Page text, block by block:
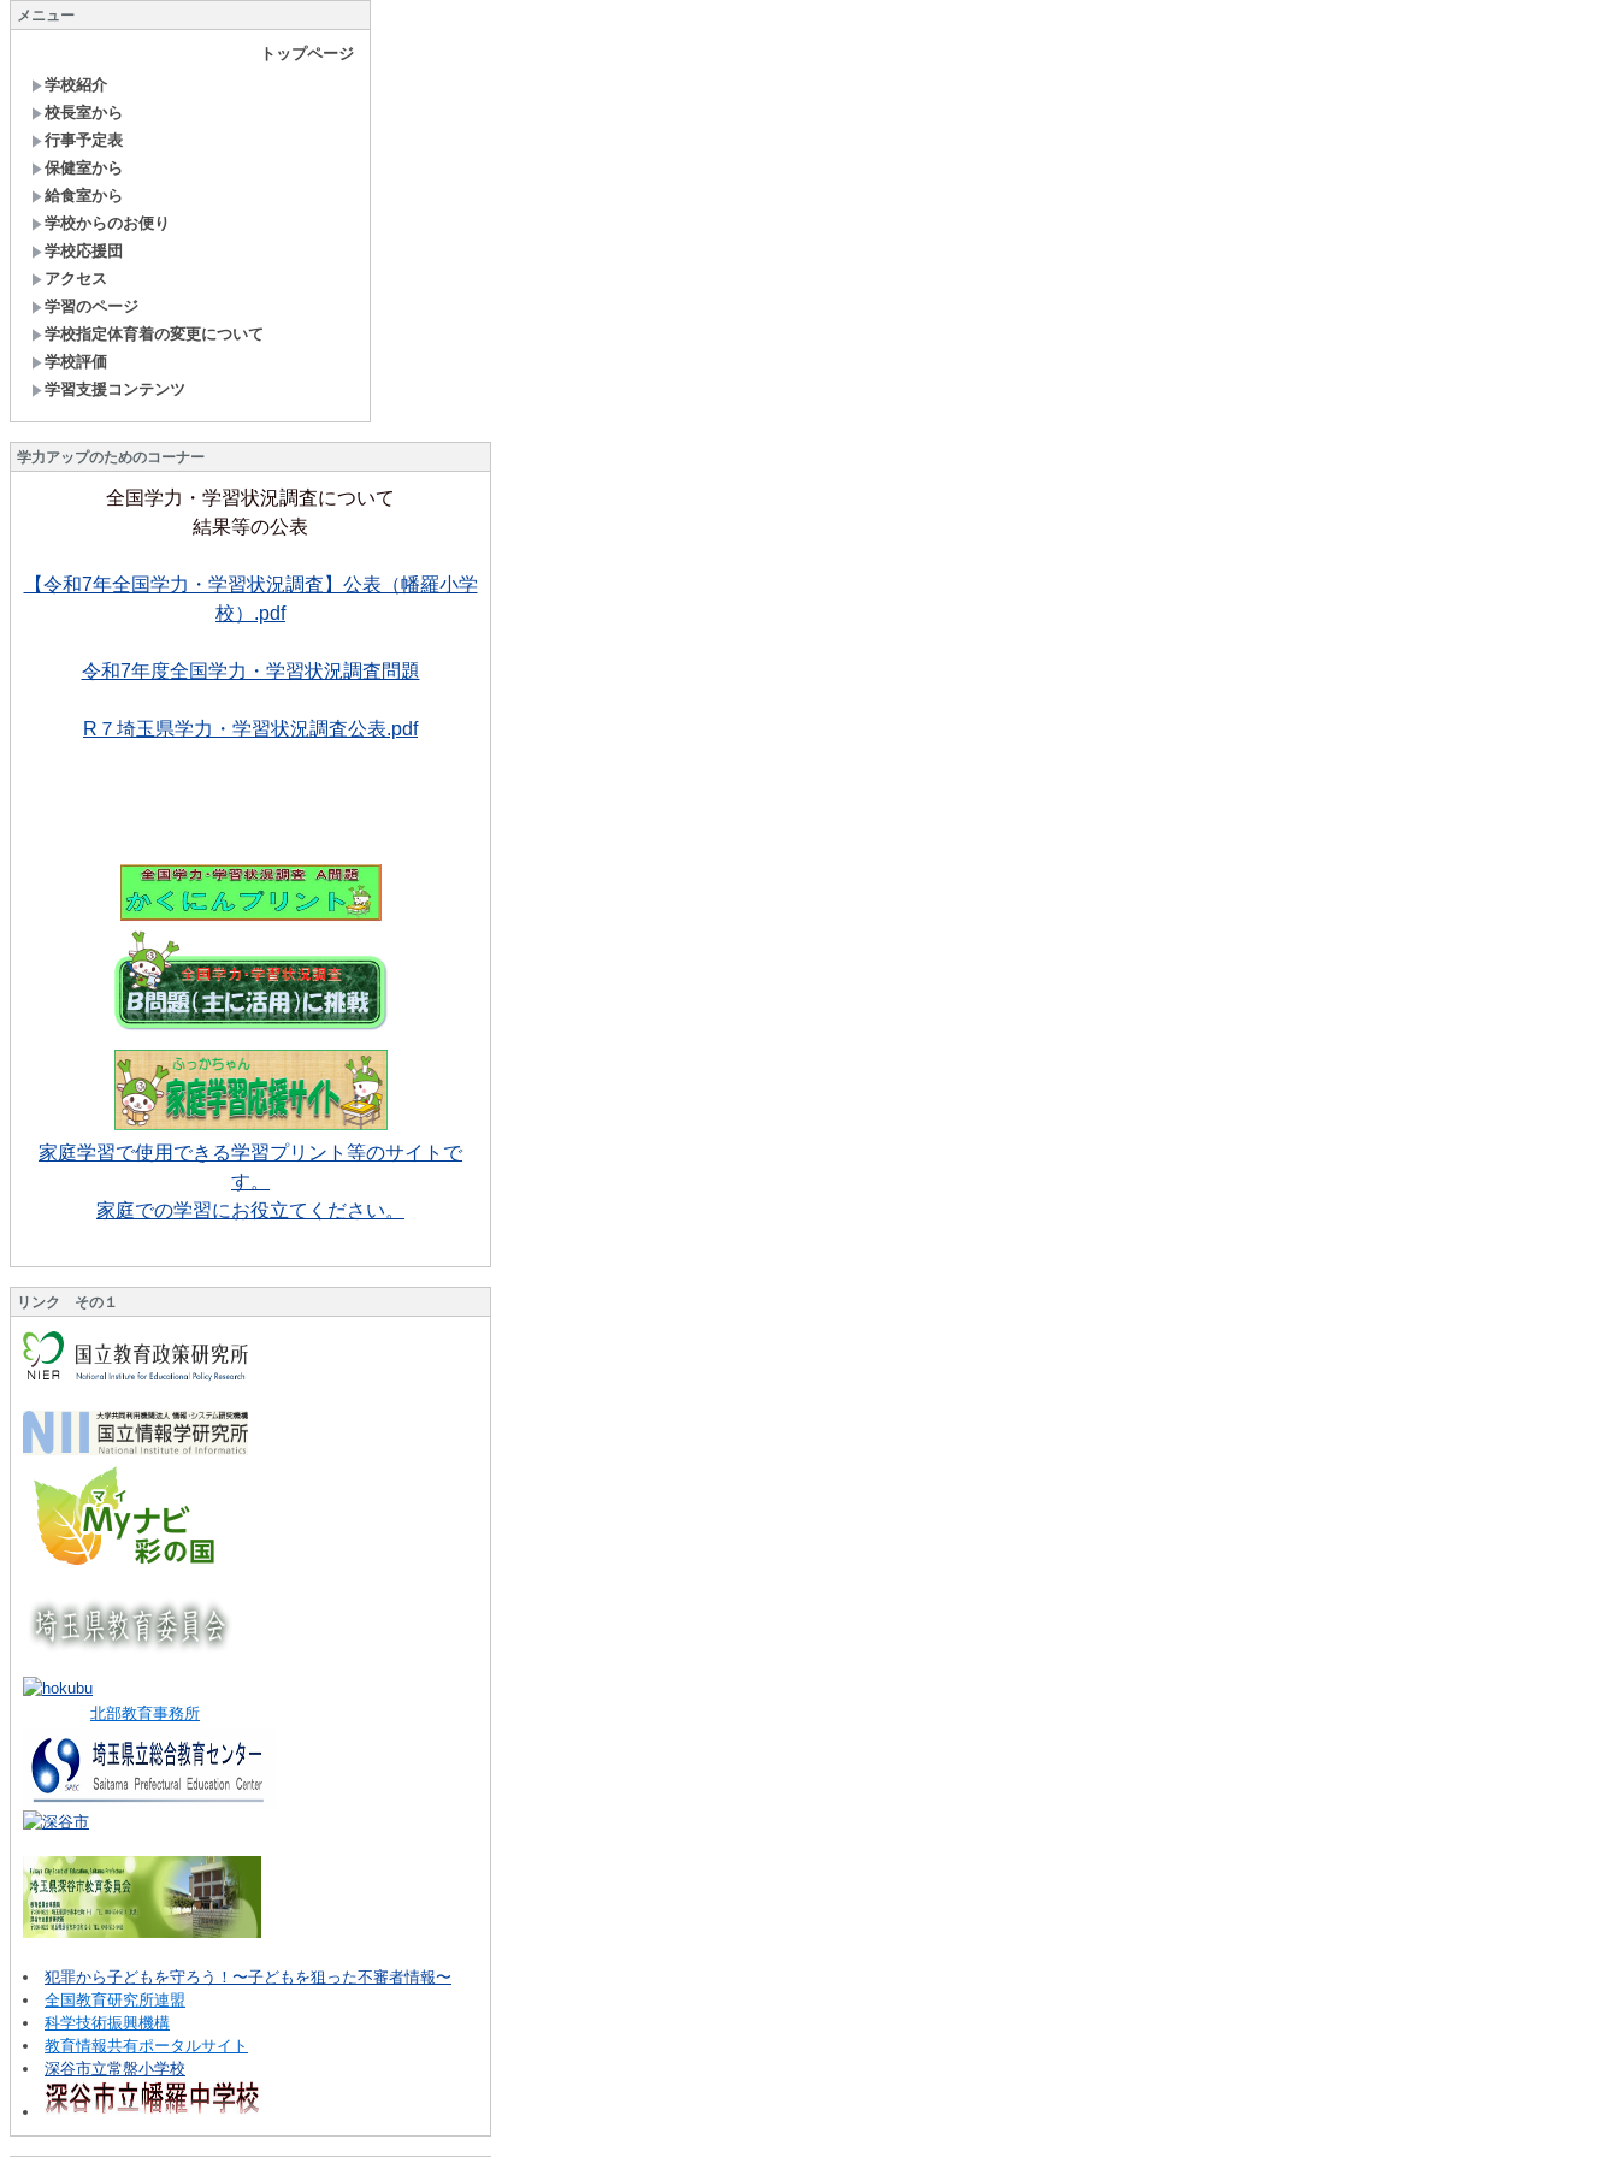
メニュー
トップページ
学校紹介
校長室から
行事予定表
保健室から
給食室から
学校からのお便り
学校応援団
アクセス
学習のページ
学校指定体育着の変更について
学校評価
学習支援コンテンツ
学力アップのためのコーナー
全国学力・学習状況調査について
結果等の公表
【令和7年全国学力・学習状況調査】公表（幡羅小学
校）.pdf
令和7年度全国学力・学習状況調査問題
R７埼玉県学力・学習状況調査公表.pdf
家庭学習で使用できる学習プリント等のサイトで
す。
家庭での学習にお役立てください。
リンク その１
北部教育事務所
犯罪から子どもを守ろう！〜子どもを狙った不審者情報〜
全国教育研究所連盟
科学技術振興機構
教育情報共有ポータルサイト
深谷市立常盤小学校